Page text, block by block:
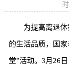
为提高离退
的生活品质，国
堂”活动。3月26